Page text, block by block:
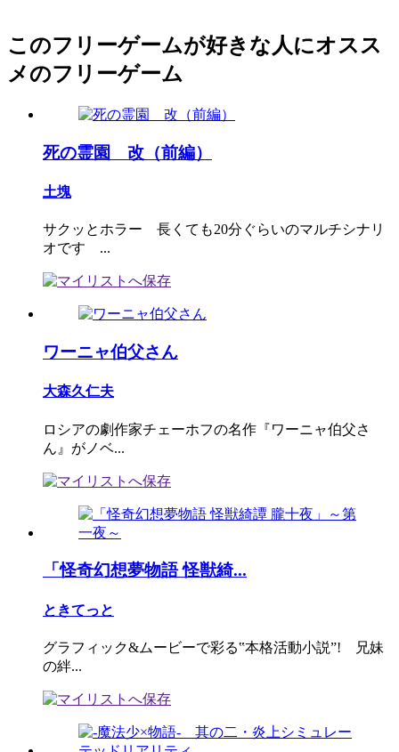
このフリーゲームが好きな人にオスス
メのフリーゲーム
死の霊園 改（前編）
土塊
サクッとホラー 長くても20分ぐらいのマルチシナリ
オです ...
ワーニャ伯父さん
大森久仁夫
ロシアの劇作家チェーホフの名作『ワーニャ伯父さ
ん』がノベ...
「怪奇幻想夢物語 怪獣綺...
ときてっと
グラフィック&ムービーで彩る‟本格活動小説”! 兄妹
の絆...